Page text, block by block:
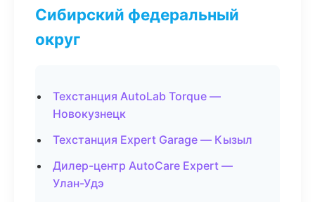
Сибирский федеральный
округ
Техстанция AutoLab Torque —
Новокузнецк
Техстанция Expert Garage — Кызыл
Дилер-центр AutoCare Expert —
Улан-Удэ